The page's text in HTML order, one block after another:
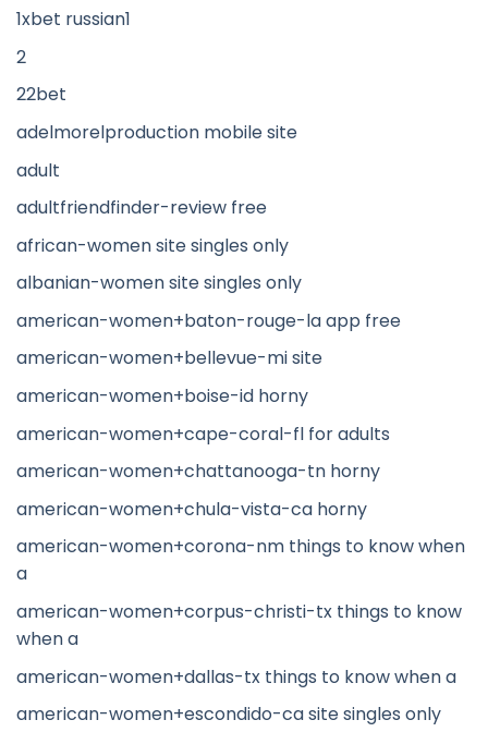
1xbet russian1
2
22bet
adelmorelproduction mobile site
adult
adultfriendfinder-review free
african-women site singles only
albanian-women site singles only
american-women+baton-rouge-la app free
american-women+bellevue-mi site
american-women+boise-id horny
american-women+cape-coral-fl for adults
american-women+chattanooga-tn horny
american-women+chula-vista-ca horny
american-women+corona-nm things to know when
a
american-women+corpus-christi-tx things to know
when a
american-women+dallas-tx things to know when a
american-women+escondido-ca site singles only